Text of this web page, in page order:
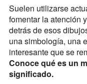
Suelen utilizarse
fomentar la atención
detrás de esos
una simbología, una
interesante que se
Conoce qué es un
significado.